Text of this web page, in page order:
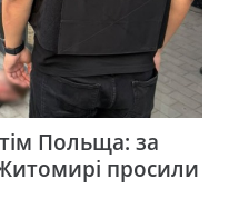
Польща: за
просили